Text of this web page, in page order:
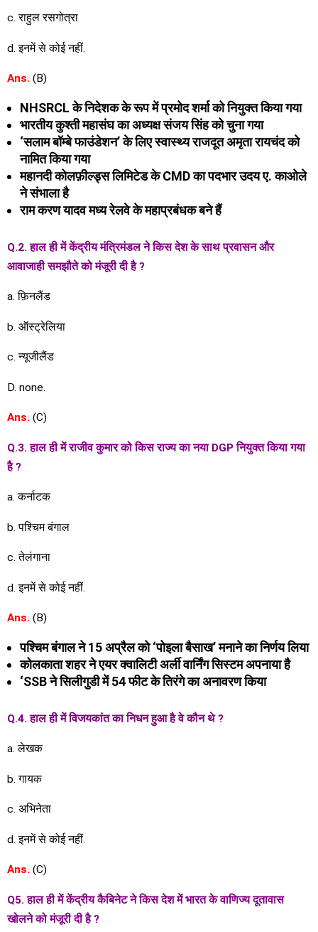
c. राहुल रसगोत्रा
d. इनमें से कोई नहीं.
Ans. (B)
NHSRCL के निदेशक के रूप में प्रमोद शर्मा को नियुक्त किया गया
भारतीय कुश्ती महासंघ का अध्यक्ष संजय सिंह को चुना गया
‘सलाम बॉम्बे फाउंडेशन’ के लिए स्वास्थ्य राजदूत अमृता रायचंद को
नामित किया गया
महानदी कोलफ़ील्ड्स लिमिटेड के CMD का पदभार उदय ए. काओले
ने संभाला है
राम करण यादव मध्य रेलवे के महाप्रबंधक बने हैं
Q.2. हाल ही में केंद्रीय मंत्रिमंडल ने किस देश के साथ प्रवासन और
आवाजाही समझौते को मंजूरी दी है ?
a. फ़िनलैंड
b. ऑस्ट्रेलिया
c. न्यूजीलैंड
D. none.
Ans. (C)
Q.3. हाल ही में राजीव कुमार को किस राज्य का नया DGP नियुक्त किया गया
है ?
a. कर्नाटक
b. पश्चिम बंगाल
c. तेलंगाना
d. इनमें से कोई नहीं.
Ans. (B)
पश्चिम बंगाल ने 15 अप्रैल को ‘पोइला बैसाख’ मनाने का निर्णय लिया
कोलकाता शहर ने एयर क्वालिटी अर्ली वार्निंग सिस्टम अपनाया है
‘SSB ने सिलीगुडी में 54 फीट के तिरंगे का अनावरण किया
Q.4. हाल ही में विजयकांत का निधन हुआ है वे कौन थे ?
a. लेखक
b. गायक
c. अभिनेता
d. इनमें से कोई नहीं.
Ans. (C)
Q5. हाल ही में केंद्रीय कैबिनेट ने किस देश में भारत के वाणिज्य दूतावास
खोलने को मंजूरी दी है ?